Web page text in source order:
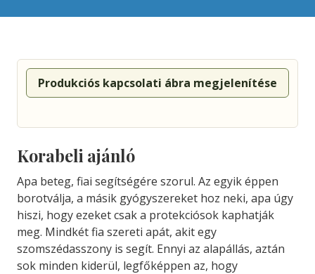
Produkciós kapcsolati ábra megjelenítése
Korabeli ajánló
Apa beteg, fiai segítségére szorul. Az egyik éppen
borotválja, a másik gyógyszereket hoz neki, apa úgy
hiszi, hogy ezeket csak a protekciósok kaphatják
meg. Mindkét fia szereti apát, akit egy
szomszédasszony is segít. Ennyi az alapállás, aztán
sok minden kiderül, legfőképpen az, hogy